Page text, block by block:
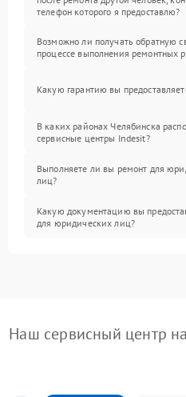
телефон которого я предоставлю?
Возможно ли получать обратную
процессе выполнения ремонтных
Какую гарантию вы
В каких районах Челябинска
сервисные центры Indesit?
Выполняете ли вы ремонт для
лиц?
Какую документацию вы
для юридических лиц?
Наш сервисный центр